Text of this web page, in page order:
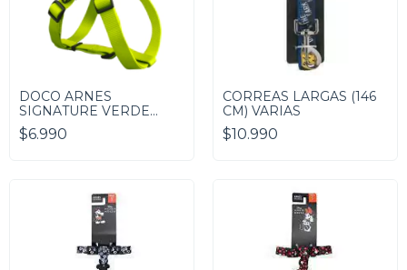
DOCO ARNES
SIGNATURE VERDE
LIMA
$6.990
CORREAS LARGAS (146
CM) VARIAS
$10.990